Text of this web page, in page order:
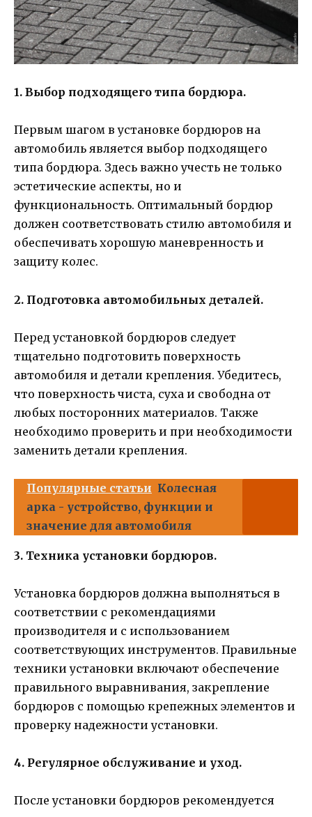
1. Выбор подходящего типа бордюра.
Первым шагом в установке бордюров на
автомобиль является выбор подходящего
типа бордюра. Здесь важно учесть не только
эстетические аспекты, но и
функциональность. Оптимальный бордюр
должен соответствовать стилю автомобиля и
обеспечивать хорошую маневренность и
защиту колес.
2. Подготовка автомобильных деталей.
Перед установкой бордюров следует
тщательно подготовить поверхность
автомобиля и детали крепления. Убедитесь,
что поверхность чиста, суха и свободна от
любых посторонних материалов. Также
необходимо проверить и при необходимости
заменить детали крепления.
Популярные статьи Колесная
арка - устройство, функции и
значение для автомобиля
3. Техника установки бордюров.
Установка бордюров должна выполняться в
соответствии с рекомендациями
производителя и с использованием
соответствующих инструментов. Правильные
техники установки включают обеспечение
правильного выравнивания, закрепление
бордюров с помощью крепежных элементов и
проверку надежности установки.
4. Регулярное обслуживание и уход.
После установки бордюров рекомендуется